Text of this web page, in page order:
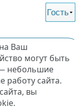
Гость
Ваш
могут быть
небольшие
сайта.
вы